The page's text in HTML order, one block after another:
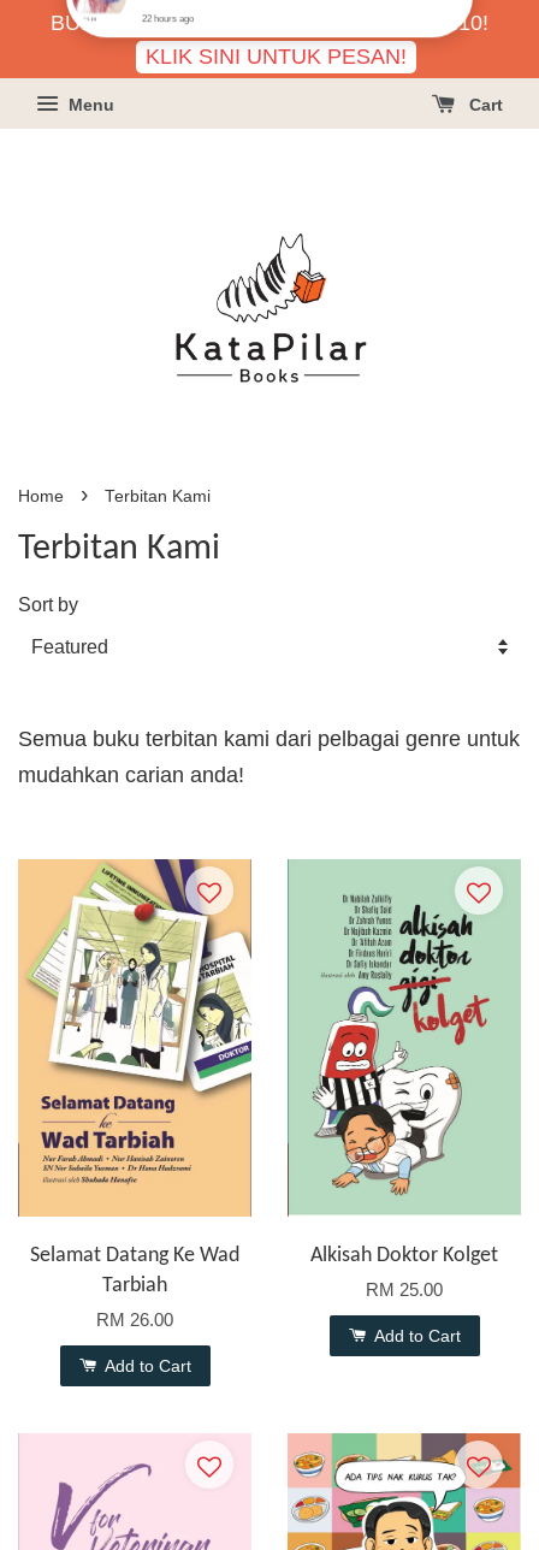
BUKU HARGA RAHMAH SERENDAH RM10!
KLIK SINI UNTUK PESAN!
Menu Cart
Home › Terbitan Kami
Terbitan Kami
Sort by
Semua buku terbitan kami dari pelbagai genre untuk
mudahkan carian anda!
Selamat Datang Ke Wad
Tarbiah
RM 26.00
Add to Cart
Alkisah Doktor Kolget
RM 25.00
Add to Cart